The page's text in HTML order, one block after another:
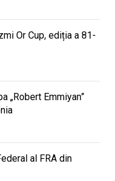
Or Cup, ediția a 81-
„Robert Emmiyan”
al FRA din